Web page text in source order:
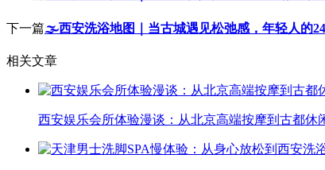
下一篇🌫️西安洗浴地图｜当古城遇见松弛感，年轻人的
相关文章
西安娱乐会所体验漫谈：从北京高端按摩到古都休